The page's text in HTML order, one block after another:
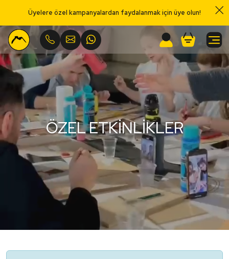
Üyelere özel kampanyalardan faydalanmak için üye olun!
Menu
ÖZEL ETKINLIKLER